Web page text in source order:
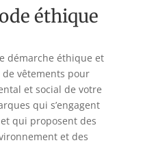
éthique
démarche éthique et
de vêtements pour
et social de votre
qui s’engagent
qui proposent des
et des